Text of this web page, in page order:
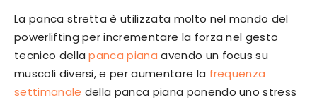
La panca stretta è utilizzata molto nel mondo del
powerlifting per incrementare la forza nel gesto
tecnico dellapanca piana avendo un focus su
muscoli diversi, e per aumentare la frequenza
settimanale della panca piana ponendo uno stress